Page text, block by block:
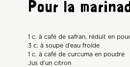
Pour la
1 c. à café de safran, réduit en
3 c. à soupe d’eau froide
1 c. à café de curcuma en poudre
Jus d’un citron